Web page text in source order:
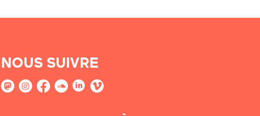
NOUS SUIVRE